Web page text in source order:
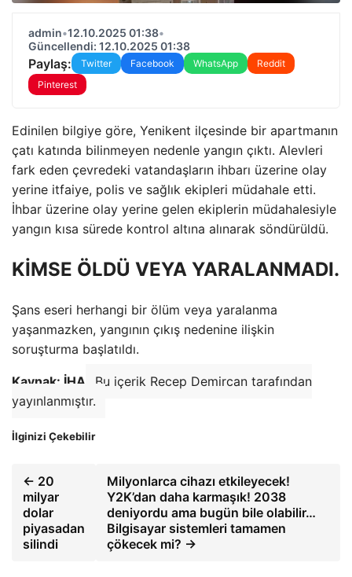
admin•12.10.2025 01:38•
Güncellendi: 12.10.2025 01:38
Paylaş: Twitter Facebook WhatsApp
Reddit
Pinterest
Edinilen bilgiye göre, Yenikent ilçesinde bir apartmanın
çatı katında bilinmeyen nedenle yangın çıktı. Alevleri
fark eden çevredeki vatandaşların ihbarı üzerine olay
yerine itfaiye, polis ve sağlık ekipleri müdahale etti.
İhbar üzerine olay yerine gelen ekiplerin müdahalesiyle
yangın kısa sürede kontrol altına alınarak söndürüldü.
KİMSE ÖLDÜ VEYA YARALANMADI.
Şans eseri herhangi bir ölüm veya yaralanma
yaşanmazken, yangının çıkış nedenine ilişkin
soruşturma başlatıldı.
Kaynak: İHA
Bu içerik Recep Demircan tarafından
yayınlanmıştır.
İlginizi Çekebilir
← 20
milyar
dolar
piyasadan
silindi
Milyonlarca cihazı etkileyecek!
Y2K’dan daha karmaşık! 2038
deniyordu ama bugün bile olabilir…
Bilgisayar sistemleri tamamen
çökecek mi? →